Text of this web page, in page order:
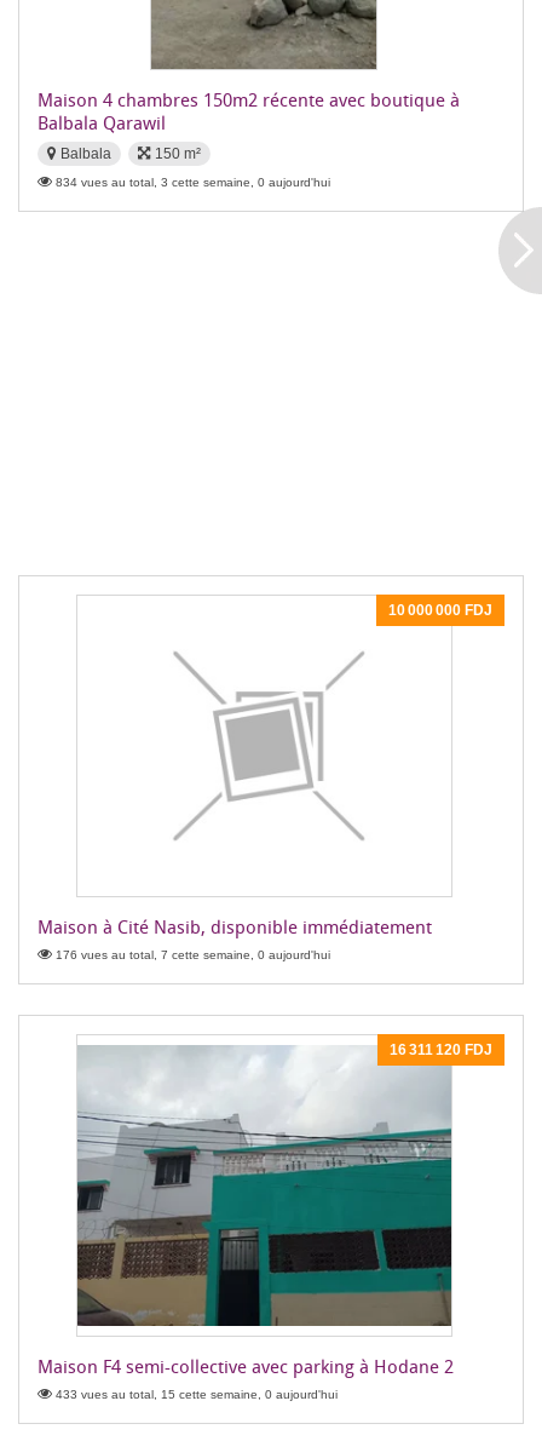
Maison 4 chambres 150m2 récente avec boutique à
Balbala Qarawil
Balbala 150 m²
834 vues au total, 3 cette semaine, 0 aujourd'hui
10 000 000 FDJ
Maison à Cité Nasib, disponible immédiatement
176 vues au total, 7 cette semaine, 0 aujourd'hui
16 311 120 FDJ
Maison F4 semi-collective avec parking à Hodane 2
433 vues au total, 15 cette semaine, 0 aujourd'hui